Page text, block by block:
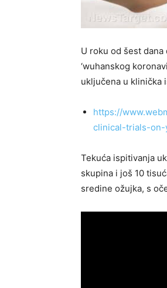
U roku od šest
‘wuhanskog
uključena u klinička
https://
clinical-trials-
Tekuća ispitivanja
skupina i još 10
sredine ožujka, s